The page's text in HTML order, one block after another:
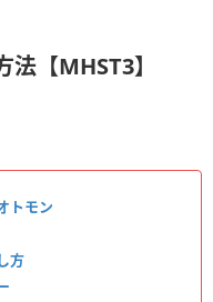
【MHST3】
トモン
方